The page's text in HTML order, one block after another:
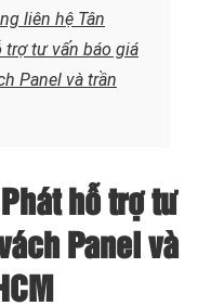
liên hệ Tân
trợ tư vấn báo giá
Panel và trần
hỗ trợ tư
Panel và